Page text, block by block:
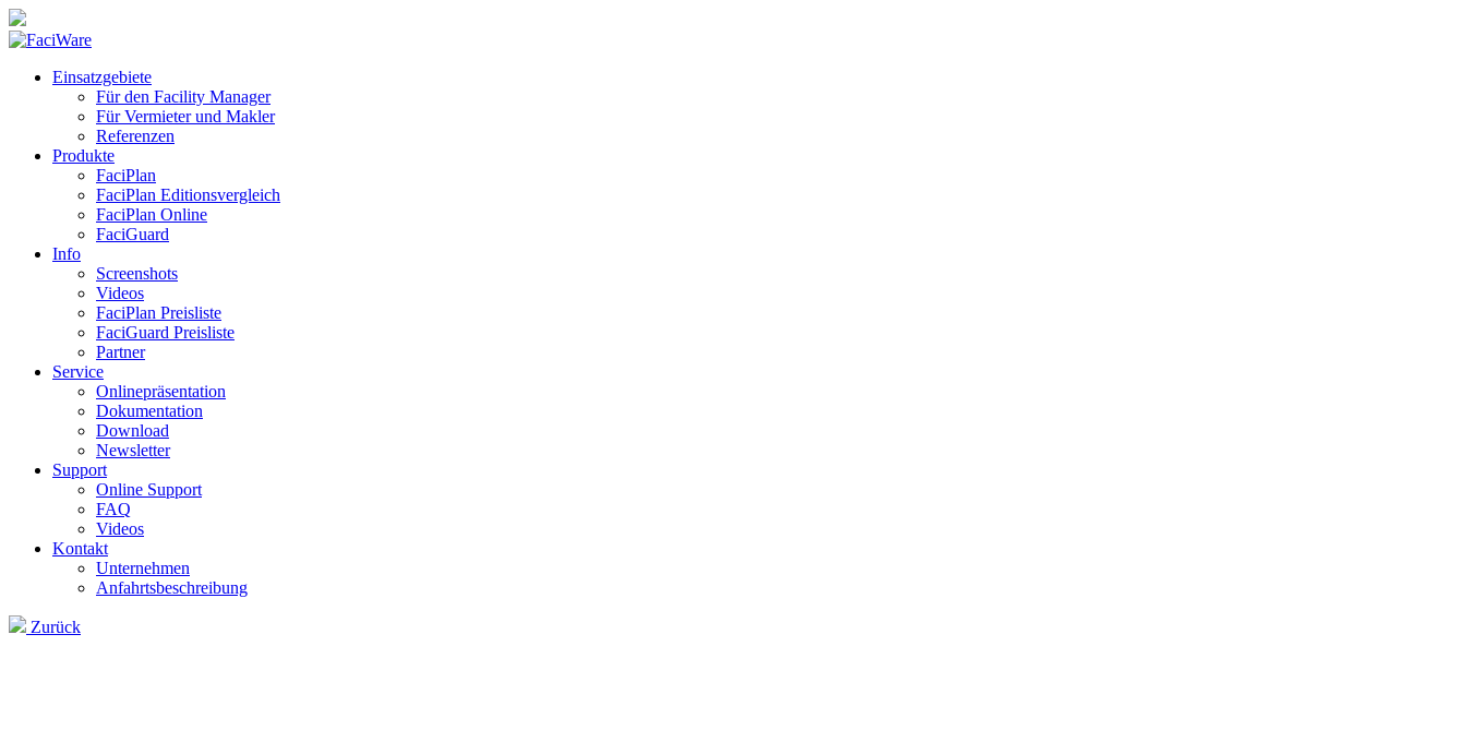
Einsatzgebiete
Für den Facility Manager
Für Vermieter und Makler
Referenzen
Produkte
FaciPlan
FaciPlan Editionsvergleich
FaciPlan Online
FaciGuard
Info
Screenshots
Videos
FaciPlan Preisliste
FaciGuard Preisliste
Partner
Service
Onlinepräsentation
Dokumentation
Download
Newsletter
Support
Online Support
FAQ
Videos
Kontakt
Unternehmen
Anfahrtsbeschreibung
Zurück